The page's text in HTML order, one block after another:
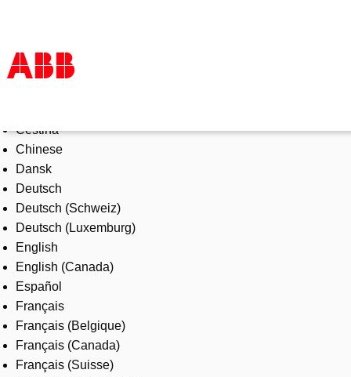
Products & Solutions
Industries
Services
About us
Where to buy
Contact us
Careers
Čeština
Chinese
Dansk
Deutsch
Deutsch (Schweiz)
Deutsch (Luxemburg)
English
English (Canada)
Español
Français
Français (Belgique)
Français (Canada)
Français (Suisse)